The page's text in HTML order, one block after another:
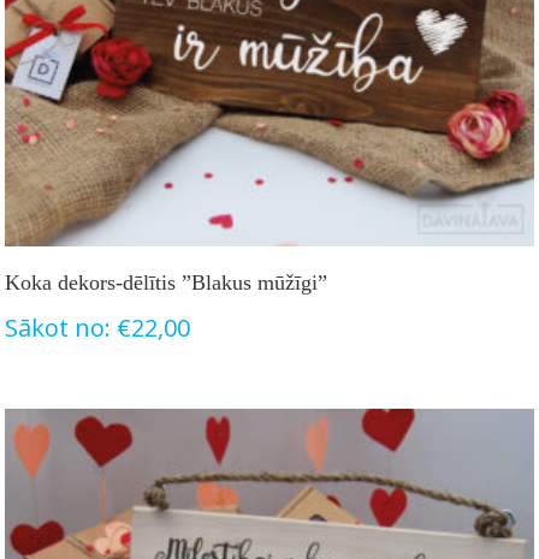
Koka dekors-dēlītis ”Blakus mūžīgi”
Sākot no: €22,00